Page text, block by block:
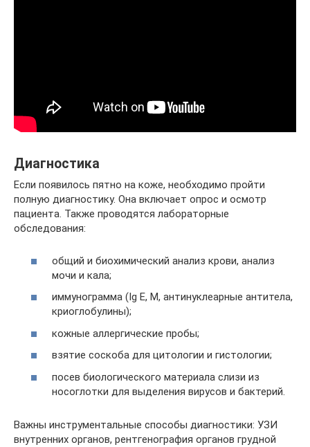
Диагностика
Если появилось пятно на коже, необходимо пройти
полную диагностику. Она включает опрос и осмотр
пациента. Также проводятся лабораторные
обследования:
общий и биохимический анализ крови, анализ
мочи и кала;
иммунограмма (Ig E, M, антинуклеарные антитела,
криоглобулины);
кожные аллергические пробы;
взятие соскоба для цитологии и гистологии;
посев биологического материала слизи из
носоглотки для выделения вирусов и бактерий.
Важны инструментальные способы диагностики: УЗИ
внутренних органов, рентгенография органов грудной